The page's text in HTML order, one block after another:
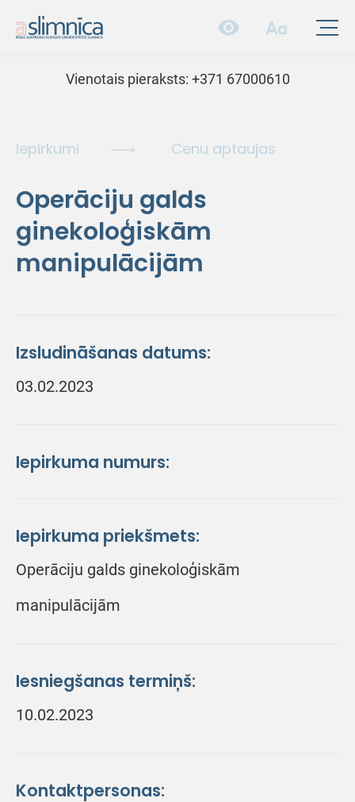
Vienotais pieraksts: +371 67000610
Iepirkumi Cenu aptaujas
Operāciju galds
ginekoloģiskām
manipulācijām
Izsludināšanas datums:
03.02.2023
Iepirkuma numurs:
Iepirkuma priekšmets:
Operāciju galds ginekoloģiskām
manipulācijām
Iesniegšanas termiņš:
10.02.2023
Kontaktpersonas: